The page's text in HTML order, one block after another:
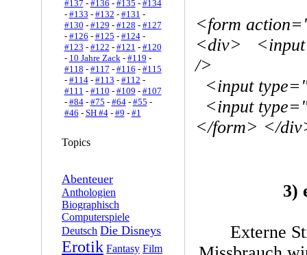
#137 - #136 - #135 - #134
- #133 - #132 - #131 -
#130 - #129 - #128 - #127
- #126 - #125 - #124-
#123 - #122 - #121 - #120
- 10 Jahre Zack- #119 -
#118 - #117 - #116 - #115
- #114- #113 - #112 -
#111 - #110 - #109 - #107
- #84- #75 - #64- #55 -
#46 - SH #4- #9 - #1
Topics
Abenteuer
Anthologien
Biographisch
Computerspiele
Deutsch Die Disneys
Erotik Fantasy Film
<form
<div> <input
/>
<input
<input
</form> </
3)
Externe